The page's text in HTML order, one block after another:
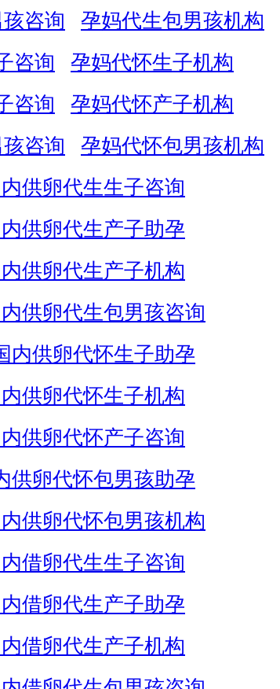
咨询
孕妈代生包男孩机构
咨询
孕妈代怀生子机构
咨询
孕妈代怀产子机构
咨询
孕妈代怀包男孩机构
内供卵代生生子咨询
内供卵代生产子助孕
内供卵代生产子机构
内供卵代生包男孩咨询
内供卵代怀生子助孕
内供卵代怀生子机构
内供卵代怀产子咨询
供卵代怀包男孩助孕
内供卵代怀包男孩机构
内借卵代生生子咨询
内借卵代生产子助孕
内借卵代生产子机构